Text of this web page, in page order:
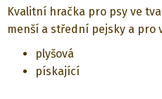
Kvalitní hračka pro psy ve
menší a střední pejsky a pro
plyšová
pískající